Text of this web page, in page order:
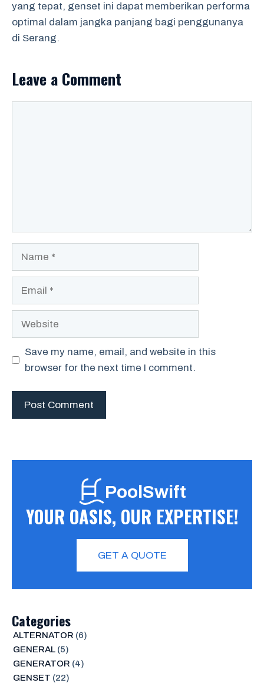
yang tepat, genset ini dapat memberikan performa
optimal dalam jangka panjang bagi penggunanya
di Serang.
Leave a Comment
Website
Save my name, email, and website in this
browser for the next time I comment.
PoolSwift
YOUR OASIS, OUR EXPERTISE!
GET A QUOTE
Categories
ALTERNATOR (6)
GENERAL(5)
GENERATOR (4)
GENSET (22)